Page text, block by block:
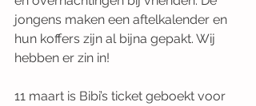
jongens maken een aftelkalender en
hun koffers zijn al bijna gepakt. Wij
hebben er zin in!
11 maart is Bibi’s ticket geboekt voor